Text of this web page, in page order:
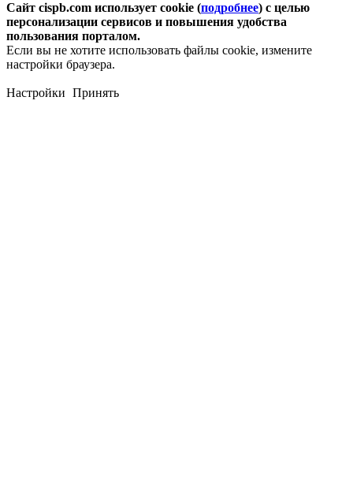
Сайт cispb.com использует cookie (подробнее) с целью
персонализации сервисов и повышения удобства
пользования порталом.
Если вы не хотите использовать файлы cookie, измените
настройки браузера.
Настройки Принять